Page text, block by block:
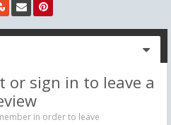
or sign in to leave a
in order to leave